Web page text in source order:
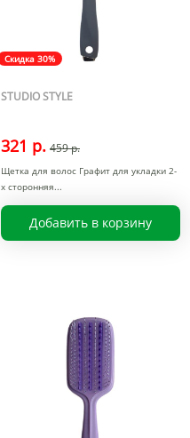
Скидка 30%
STUDIO STYLE
321 р. 459 р.
Щетка для волос Графит для укладки 2-
х сторонняя
Добавить в корзину